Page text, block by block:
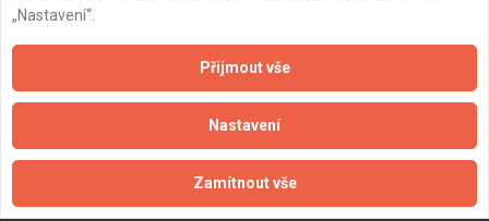
„Nastavení“.
Přijmout vše
Nastavení
Zamítnout vše